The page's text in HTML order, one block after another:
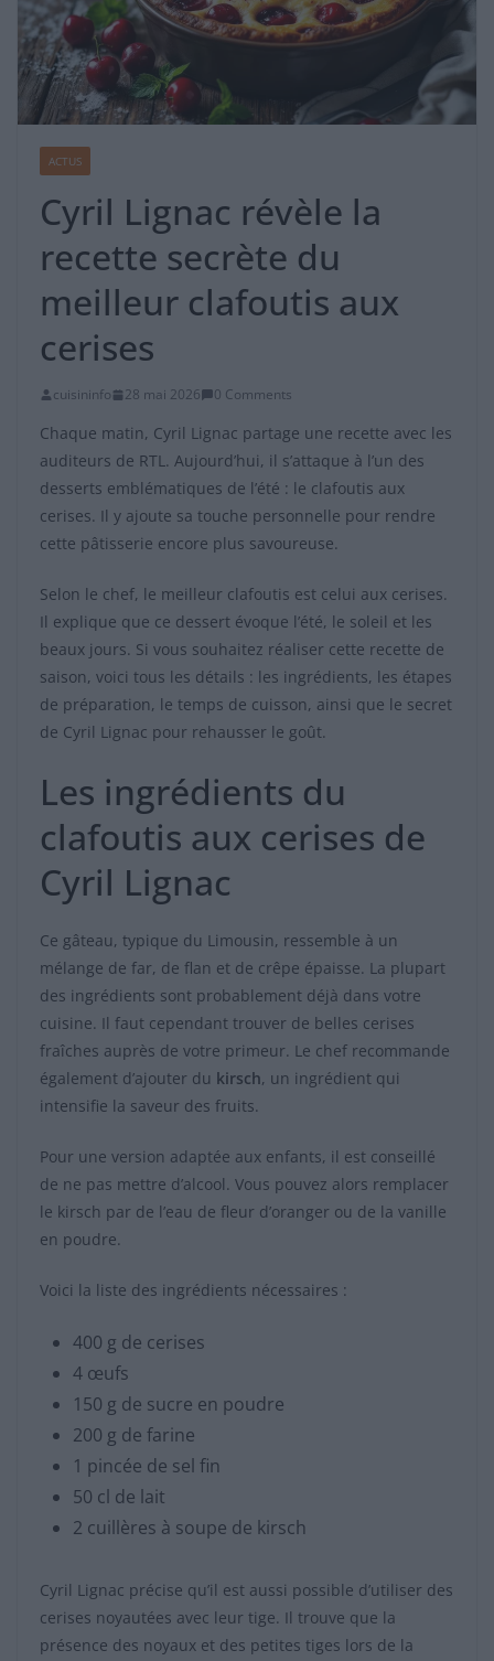
ACTUS
Cyril Lignac révèle la
recette secrète du
meilleur clafoutis aux
cerises
cuisininfo 28 mai 2026 0 Comments
Chaque matin, Cyril Lignac partage une recette avec les
auditeurs de RTL. Aujourd’hui, il s’attaque à l’un des
desserts emblématiques de l’été : le clafoutis aux
cerises. Il y ajoute sa touche personnelle pour rendre
cette pâtisserie encore plus savoureuse.
Selon le chef, le meilleur clafoutis est celui aux cerises.
Il explique que ce dessert évoque l’été, le soleil et les
beaux jours. Si vous souhaitez réaliser cette recette de
saison, voici tous les détails : les ingrédients, les étapes
de préparation, le temps de cuisson, ainsi que le secret
de Cyril Lignac pour rehausser le goût.
Les ingrédients du
clafoutis aux cerises de
Cyril Lignac
Ce gâteau, typique du Limousin, ressemble à un
mélange de far, de flan et de crêpe épaisse. La plupart
des ingrédients sont probablement déjà dans votre
cuisine. Il faut cependant trouver de belles cerises
fraîches auprès de votre primeur. Le chef recommande
également d’ajouter du kirsch, un ingrédient qui
intensifie la saveur des fruits.
Pour une version adaptée aux enfants, il est conseillé
de ne pas mettre d’alcool. Vous pouvez alors remplacer
le kirsch par de l’eau de fleur d’oranger ou de la vanille
en poudre.
Voici la liste des ingrédients nécessaires :
400 g de cerises
4 œufs
150 g de sucre en poudre
200 g de farine
1 pincée de sel fin
50 cl de lait
2 cuillères à soupe de kirsch
Cyril Lignac précise qu’il est aussi possible d’utiliser des
cerises noyautées avec leur tige. Il trouve que la
présence des noyaux et des petites tiges lors de la